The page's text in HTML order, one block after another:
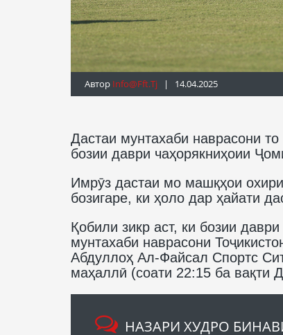
Автор Info@fft.tj | 14.04.2025
Дастаи мунтахаби наврасони
бозии даври чаҳорякниҳоии
Имрӯз дастаи мо машқҳои
бозигаре, ки ҳоло дар ҳайати
Қобили зикр аст, ки бозии
мунтахаби наврасони
Абдуллоҳ Ал-Файсал Спортс
маҳаллӣ (соати 22:15 ба вақти
НАЗАРИ ХУДРО